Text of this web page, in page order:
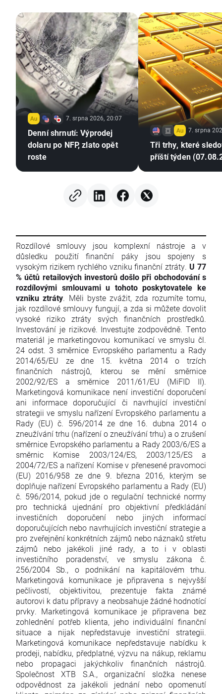
7. srpna 2026, 20:07
Denní shrnutí: Výprodej
dolaru po NFP, zlato opět
roste
7. srpna
Tři trhy, které
příští týden
Rozdílové smlouvy jsou komplexní nástroje a v
důsledku použití finanční páky jsou spojeny s
vysokým rizikem rychlého vzniku finanční ztráty. U 77
% účtů retailových investorů došlo při obchodování s
rozdílovými smlouvami u tohoto poskytovatele ke
vzniku ztráty. Měli byste zvážit, zda rozumíte tomu,
jak rozdílové smlouvy fungují, a zda si můžete dovolit
vysoké riziko ztráty svých finančních prostředků.
Investování je rizikové. Investujte zodpovědně. Tento
materiál je marketingovou komunikací ve smyslu čl.
24 odst. 3 směrnice Evropského parlamentu a Rady
2014/65/EU ze dne 15. května 2014 o trzích
finančních nástrojů, kterou se mění směrnice
2002/92/ES a směrnice 2011/61/EU (MiFID II).
Marketingová komunikace není investiční doporučení
ani informace doporučující či navrhující investiční
strategii ve smyslu nařízení Evropského parlamentu a
Rady (EU) č. 596/2014 ze dne 16. dubna 2014 o
zneužívání trhu (nařízení o zneužívání trhu) a o zrušení
směrnice Evropského parlamentu a Rady 2003/6/ES a
směrnic Komise 2003/124/ES, 2003/125/ES a
2004/72/ES a nařízení Komise v přenesené pravomoci
(EU) 2016/958 ze dne 9. března 2016, kterým se
doplňuje nařízení Evropského parlamentu a Rady (EU)
č. 596/2014, pokud jde o regulační technické normy
pro technická ujednání pro objektivní předkládání
investičních doporučení nebo jiných informací
doporučujících nebo navrhujících investiční strategie a
pro zveřejnění konkrétních zájmů nebo náznaků střetu
zájmů nebo jakékoli jiné rady, a to i v oblasti
investičního poradenství, ve smyslu zákona č.
256/2004 Sb., o podnikání na kapitálovém trhu.
Marketingová komunikace je připravena s nejvyšší
pečlivostí, objektivitou, prezentuje fakta známé
autorovi k datu přípravy a neobsahuje žádné hodnotící
prvky. Marketingová komunikace je připravena bez
zohlednění potřeb klienta, jeho individuální finanční
situace a nijak nepředstavuje investiční strategii.
Marketingová komunikace nepředstavuje nabídku k
prodeji, nabídku, předplatné, výzvu na nákup, reklamu
nebo propagaci jakýchkoliv finančních nástrojů.
Společnost XTB S.A., organizační složka nenese
odpovědnost za jakékoli jednání nebo opomenutí